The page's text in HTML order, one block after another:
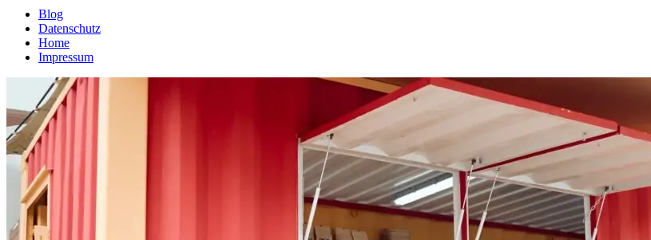
Blog
Datenschutz
Home
Impressum